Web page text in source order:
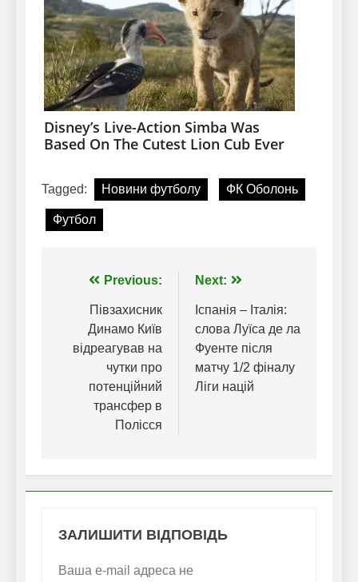
Tagged: Новини футболу ФК Оболонь
Футбол
Навігація
записів
Previous:
Півзахисник
Динамо Київ
відреагував на
чутки про
потенційний
трансфер в
Полісся
Next:
Іспанія – Італія:
слова Луїса де ла
Фуенте після
матчу 1/2 фіналу
Ліги націй
ЗАЛИШИТИ ВІДПОВІДЬ
Ваша e-mail адреса не